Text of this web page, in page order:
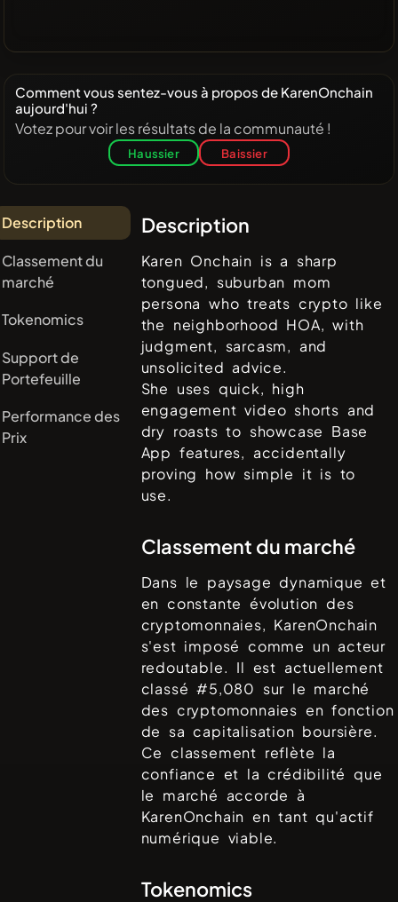
Comment vous sentez-vous à propos de KarenOnchain
aujourd'hui ?
Votez pour voir les résultats de la communauté !
Haussier Baissier
Description
Classement du
marché
Tokenomics
Support de
Portefeuille
Performance des
Prix
Description
Karen Onchain is a sharp
tongued, suburban mom
persona who treats crypto like
the neighborhood HOA, with
judgment, sarcasm, and
unsolicited advice.
She uses quick, high
engagement video shorts and
dry roasts to showcase Base
App features, accidentally
proving how simple it is to
use.
Classement du marché
Dans le paysage dynamique et
en constante évolution des
cryptomonnaies, KarenOnchain
s'est imposé comme un acteur
redoutable. Il est actuellement
classé #5,080 sur le marché
des cryptomonnaies en fonction
de sa capitalisation boursière.
Ce classement reflète la
confiance et la crédibilité que
le marché accorde à
KarenOnchain en tant qu'actif
numérique viable.
Tokenomics